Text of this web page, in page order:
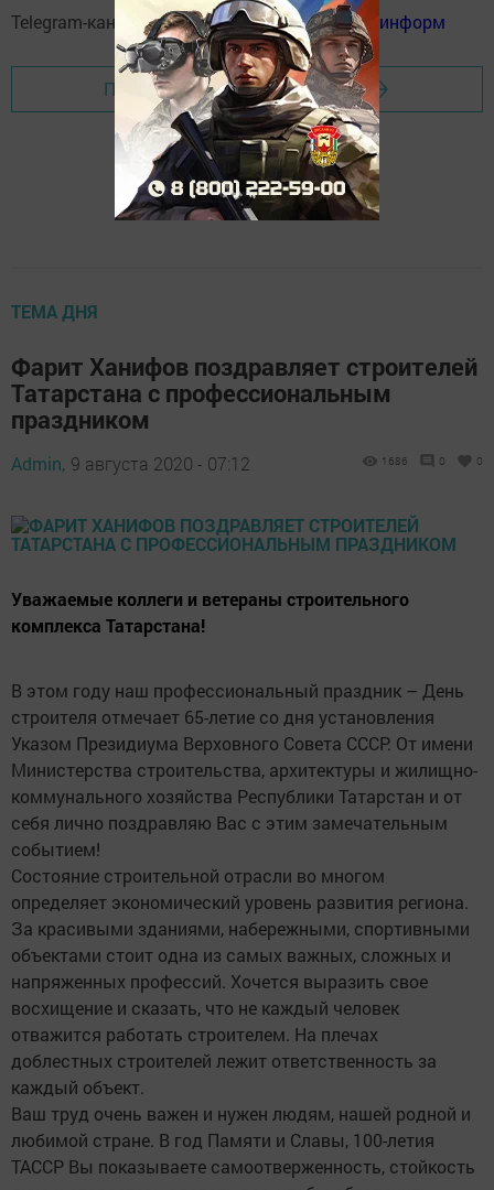
Telegram-канал: Мензелинск news - Мензеля-информ
Перейти на страницу новости
ТЕМА ДНЯ
Фарит Ханифов поздравляет строителей
Татарстана с профессиональным
праздником
Admin, 9 августа 2020 - 07:12 1686 0 0
Уважаемые коллеги и ветераны строительного
комплекса Татарстана!
В этом году наш профессиональный праздник – День
строителя отмечает 65-летие со дня установления
Указом Президиума Верховного Совета СССР. От имени
Министерства строительства, архитектуры и жилищно-
коммунального хозяйства Республики Татарстан и от
себя лично поздравляю Вас с этим замечательным
событием!
Состояние строительной отрасли во многом
определяет экономический уровень развития региона.
За красивыми зданиями, набережными, спортивными
объектами стоит одна из самых важных, сложных и
напряженных профессий. Хочется выразить свое
восхищение и сказать, что не каждый человек
отважится работать строителем. На плечах
доблестных строителей лежит ответственность за
каждый объект.
Ваш труд очень важен и нужен людям, нашей родной и
любимой стране. В год Памяти и Славы, 100-летия
ТАССР Вы показываете самоотверженность, стойкость